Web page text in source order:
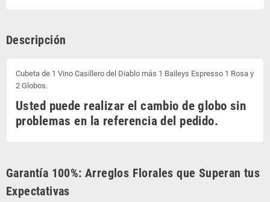
Descripción
Cubeta de 1 Vino Casillero del Diablo más 1 Baileys Espresso 1 Rosa y
2 Globos.
Usted puede realizar el cambio de globo sin
problemas en la referencia del pedido.
Garantía 100%: Arreglos Florales que Superan tus
Expectativas